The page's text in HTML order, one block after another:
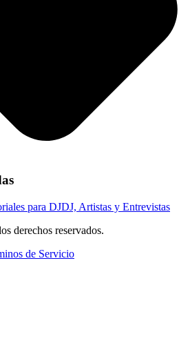
para DJDJ, Artistas y Entrevistas
derechos reservados.
de Servicio